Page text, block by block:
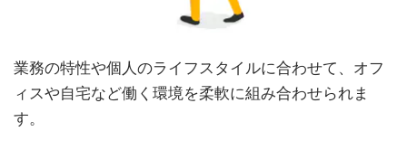
業務の特性や個人のライフスタイルに合わせて、オフ
ィスや自宅など働く環境を柔軟に組み合わせられま
す。